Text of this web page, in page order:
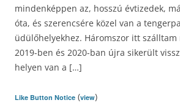
mindenképpen az, hosszú évtizedek,
óta, és szerencsére közel van a
üdülőhelyekhez. Háromszor itt szálltam
2019-ben és 2020-ban újra sikerült
helyen van a […]
Like Button Notice (view)